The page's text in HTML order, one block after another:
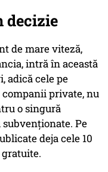
decizie
de mare viteză,
intră în această
adică cele pe
companii private, nu
o singură
Pe
deja cele 10